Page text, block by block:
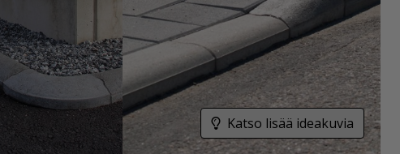
Katso lisää ideakuvia